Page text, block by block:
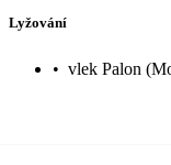
Lyžování
• vlek Palon